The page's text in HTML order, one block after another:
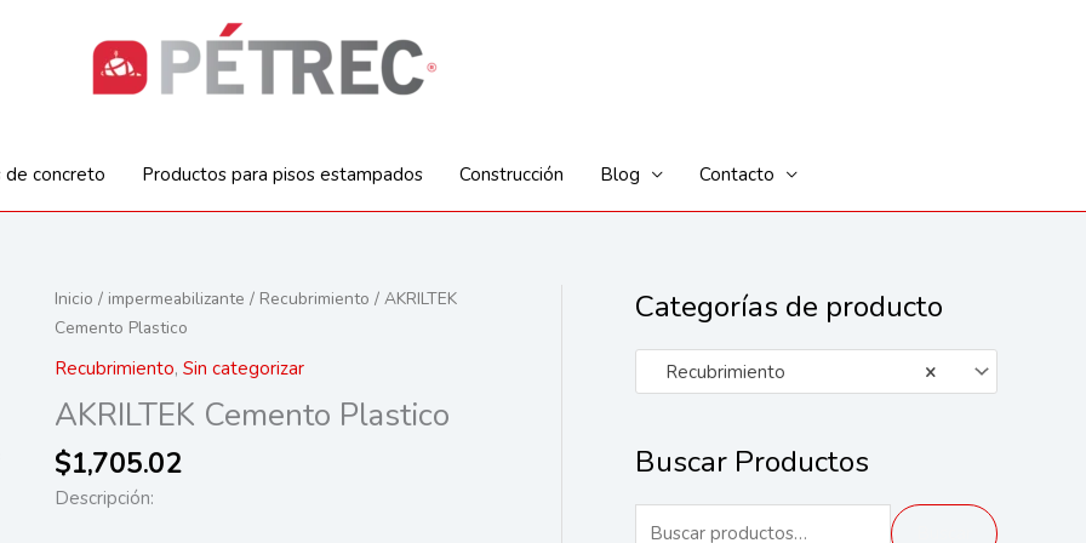
de concreto Productos para pisos estampados Construcción Blog Contacto
Inicio / impermeabilizante / Recubrimiento / AKRILTEK
Cemento Plastico
Recubrimiento, Sin categorizar
AKRILTEK Cemento Plastico
$1,705.02
Descripción:
Categorías de producto
×
Recubrimiento
Buscar Productos